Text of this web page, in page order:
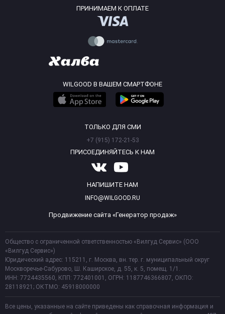
ПРИНИМАЕМ К ОПЛАТЕ
WILGOOD В ВАШЕМ СМАРТФОНЕ
ТОЛЬКО ДЛЯ СМИ
+7 (915) 172-21-53
ПРИСОЕДИНЯЙТЕСЬ К НАМ
НАПИШИТЕ НАМ
INFO@WILGOOD.RU
Продвижение сайта «Генератор продаж»
Общество с ограниченной ответственностью «Вилгуд Сервис» (ООО
«Вилгуд Сервис»)
Юридический адрес: 115211, г. Москва, вн. тер. г. муниципальный округ
Москворечье-Сабурово, Ш. Каширское, д. 55, к. 5, помещ. 1/1.
ИНН: 7724435560, КПП: 772401001, ОГРН: 1187746366807, ОКПО:
28118921; ОКТМО: 45918000000
Все цены, указанные на сайте приведены как справочная информация и